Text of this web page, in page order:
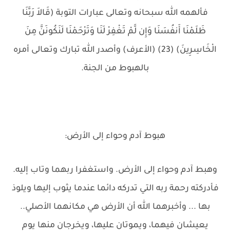
فألهمه الله سبحانه وتعالى عبارات التوبة (قَالاَ رَبَّنَا
ظَلَمْنَا أَنفُسَنَا وَإِن لَّمْ تَغْفِرْ لَنَا وَتَرْحَمْنَا لَنَكُونَنَّ مِنَ
الْخَاسِرِينَ) (23) (الأعرف) وأصدر الله تبارك وتعالى أمره
بالهبوط من الجنة.
هبوط آدم وحواء إلى الأرض:
وهبط آدم وحواء إلى الأرض. واستغفرا ربهما وتاب إليه.
فأدركته رحمة ربه التي تدركه دائما عندما يثوب إليها ويلوذ
بها ... وأخبرهما الله أن الأرض هي مكانهما الأصلي..
يعيشان فيهما، ويموتان عليها، ويخرجان منها يوم